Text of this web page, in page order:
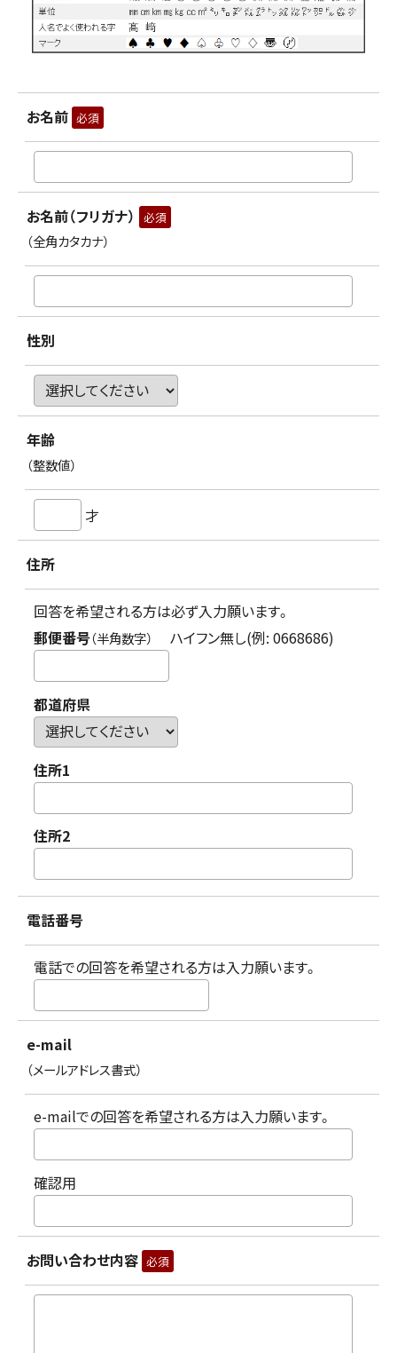
お名前 必須
お名前（フリガナ） 必須
（全角カタカナ）
性別
年齢
（整数値）
才
住所
回答を希望される方は必ず入力願います。
郵便番号（半角数字） ハイフン無し(例: 0668686)
都道府県
住所1
住所2
電話番号
電話での回答を希望される方は入力願います。
e-mail
（メールアドレス書式）
e-mailでの回答を希望される方は入力願います。
確認用
お問い合わせ内容 必須